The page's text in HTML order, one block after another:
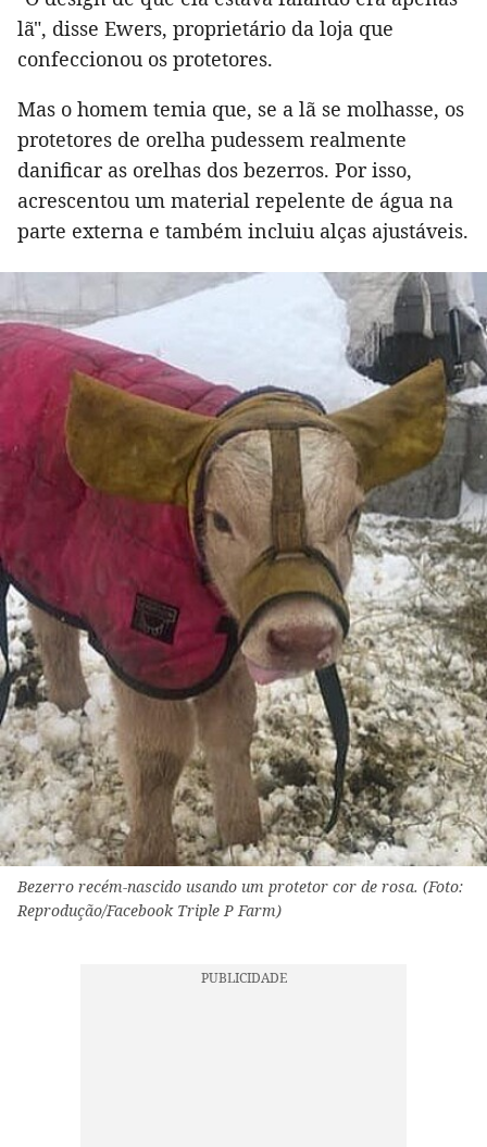
lã", disse Ewers, proprietário da loja que
confeccionou os protetores.
Mas o homem temia que, se a lã se molhasse, os
protetores de orelha pudessem realmente
danificar as orelhas dos bezerros. Por isso,
acrescentou um material repelente de água na
parte externa e também incluiu alças ajustáveis.
Bezerro recém-nascido usando um protetor cor de rosa. (Foto:
Reprodução/Facebook Triple P Farm)